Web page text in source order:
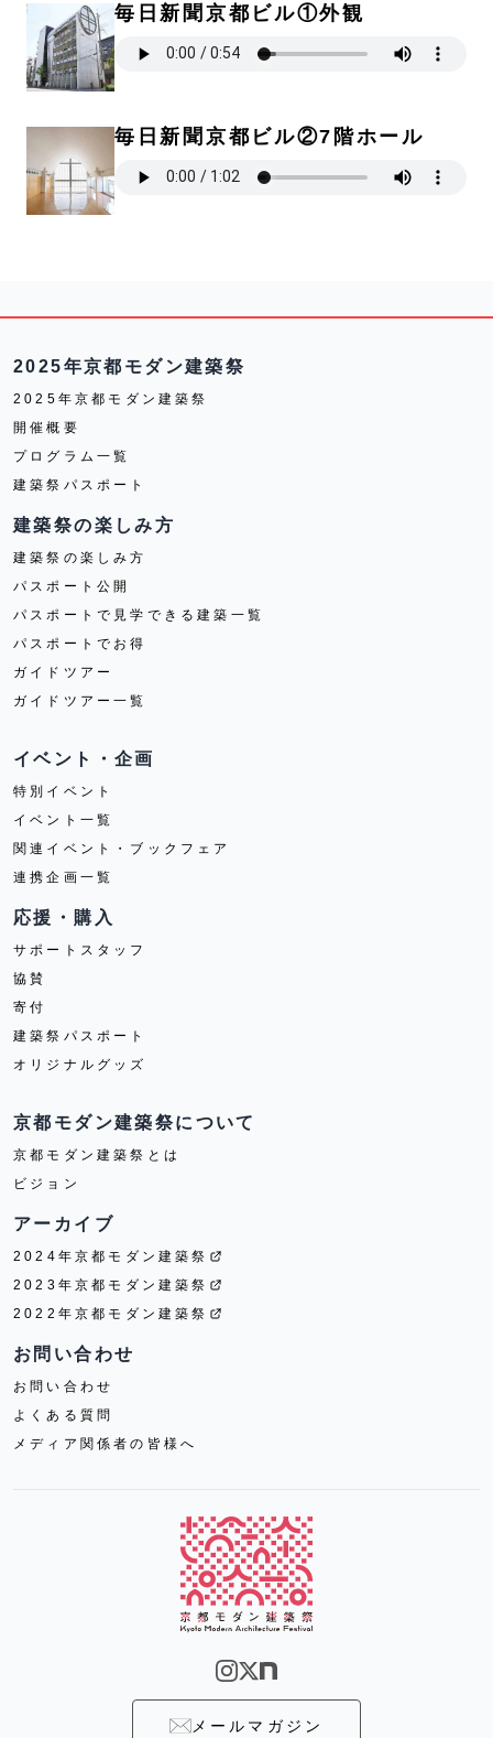
毎日新聞京都ビル①外観
毎日新聞京都ビル②7階ホール
2025年京都モダン建築祭
2025年京都モダン建築祭
開催概要
プログラム一覧
建築祭パスポート
建築祭の楽しみ方
建築祭の楽しみ方
パスポート公開
パスポートで見学できる建築一覧
パスポートでお得
ガイドツアー
ガイドツアー一覧
イベント・企画
特別イベント
イベント一覧
関連イベント・ブックフェア
連携企画一覧
応援・購入
サポートスタッフ
協賛
寄付
建築祭パスポート
オリジナルグッズ
京都モダン建築祭について
京都モダン建築祭とは
ビジョン
アーカイブ
2024年京都モダン建築祭
2023年京都モダン建築祭
2022年京都モダン建築祭
お問い合わせ
お問い合わせ
よくある質問
メディア関係者の皆様へ
メールマガジン